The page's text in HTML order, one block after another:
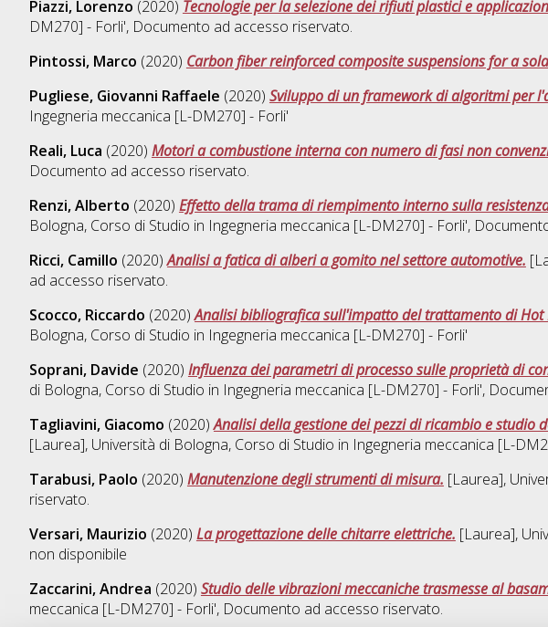
Piazzi, Lorenzo (2020) Tecnologie per la selezione dei rifiuti plastici e
DM270] - Forli', Documento ad accesso riservato.
Pintossi, Marco (2020) Carbon fiber reinforced composite suspensions for a
Pugliese, Giovanni Raffaele (2020) Sviluppo di un framework di algoritmi per
Ingegneria meccanica [L-DM270] - Forli'
Reali, Luca (2020) Motori a combustione interna con numero di fasi non
Documento ad accesso riservato.
Renzi, Alberto (2020) Effetto della trama di riempimento interno sulla
Bologna, Corso di Studio in Ingegneria meccanica [L-DM270] - Forli',
Ricci, Camillo (2020)Analisi a fatica di alberi a gomito nel settore automotive.
ad accesso riservato.
Scocco, Riccardo (2020)Analisi bibliografica sull'impatto del trattamento di Hot
Bologna, Corso di Studio in Ingegneria meccanica [L-DM270] - Forli'
Soprani, Davide (2020) Influenza dei parametri di processo sulle proprietà di
di Bologna, Corso di Studio in Ingegneria meccanica [L-DM270] - Forli',
Tagliavini, Giacomo (2020)Analisi della gestione dei pezzi di ricambio e studio
[Laurea], Università di Bologna, Corso di Studio in Ingegneria meccanica [L-
Tarabusi, Paolo (2020) Manutenzione degli strumenti di misura. [Laurea],
riservato.
Versari, Maurizio (2020) La progettazione delle chitarre elettriche. [Laurea],
non disponibile
Zaccarini, Andrea (2020) Studio delle vibrazioni meccaniche trasmesse al
meccanica [L-DM270] - Forli', Documento ad accesso riservato.